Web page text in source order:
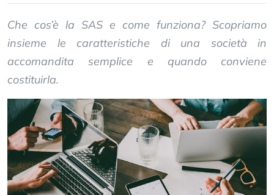
Che cos’è la SAS e come funziona? Scopriamo
insieme le caratteristiche di una società in
accomandita semplice e quando conviene
costituirla.